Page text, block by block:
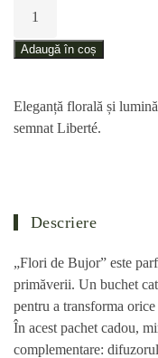
cadou
de
Bujor
Adaugă în coș
Eleganță florală și
semnat Liberté.
Descriere
„Flori de Bujor” este
primăverii. Un buchet
pentru a transforma
În acest pachet cadou,
complementare: